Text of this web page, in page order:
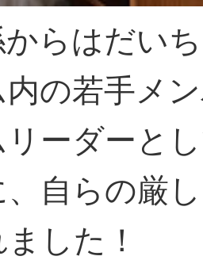
らはだい
内の若手メ
リーダーと
、自らの厳
した！